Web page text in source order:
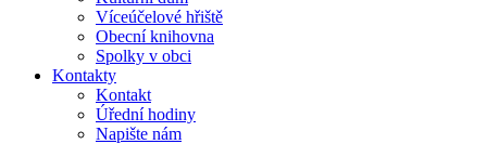
Víceúčelové hřiště
Obecní knihovna
Spolky v obci
Kontakty
Kontakt
Úřední hodiny
Napište nám